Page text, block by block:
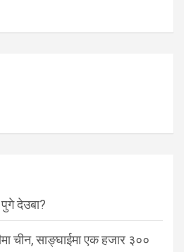
देउबा?
चीन, साङ्घाईमा एक हजार ३००